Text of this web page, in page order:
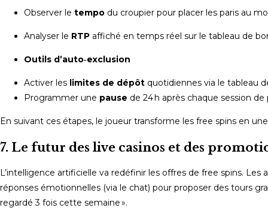
Observer le tempo du croupier pour placer les paris au
Analyser le RTP affiché en temps réel sur le tableau de
Outils d’auto‑exclusion
Activer les limites de dépôt quotidiennes via le tableau
Programmer une pause de 24 h après chaque session de
En suivant ces étapes, le joueur transforme les free spins en
7. Le futur des live casinos et des
L’intelligence artificielle va redéfinir les offres de free spins.
réponses émotionnelles (via le chat) pour proposer des tours
regardé 3 fois cette semaine ».